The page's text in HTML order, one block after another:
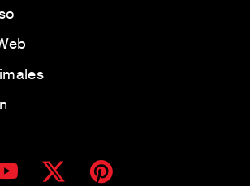
YouTube TwitterPinterest